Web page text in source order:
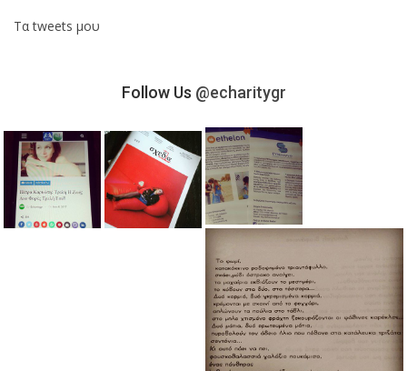
Τα tweets μου
Follow Us @echaritygr